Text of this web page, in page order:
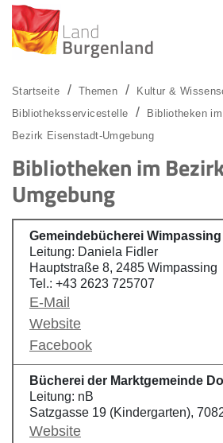
Startseite Themen
Kultur &
Bibliotheksservicestelle
Bibliotheken
Bezirk Eisenstadt-Umgebung
Bibliotheken im
Umgebung
Gemeindebücherei Wimpassing
Leitung: Daniela Fidler
Hauptstraße 8, 2485 Wimpassing
Tel.: +43 2623 725707
E-Mail
Website
Facebook
Bücherei der Marktgemeinde
Leitung: nB
Satzgasse 19 (Kindergarten),
Website